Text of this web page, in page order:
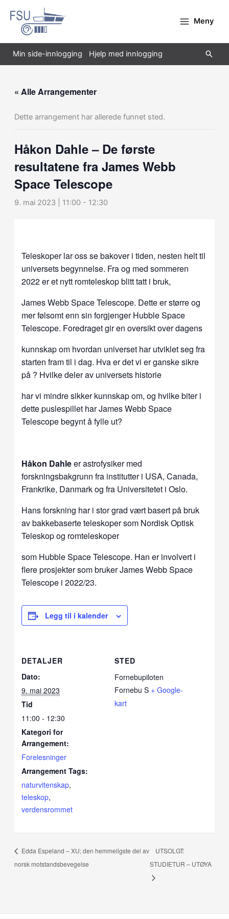
rett
innholdet
Meny
Min side-innlogging Hjelp med innlogging Søk
« Alle Arrangementer
Dette arrangement har allerede funnet sted.
Håkon Dahle – De første
resultatene fra James Webb
Space Telescope
9. mai 2023 | 11:00 - 12:30
Teleskoper lar oss se bakover i tiden, nesten helt til
universets begynnelse. Fra og med sommeren
2022 er et nytt romteleskop blitt tatt i bruk,
James Webb Space Telescope. Dette er større og
mer følsomt enn sin forgjenger Hubble Space
Telescope. Foredraget gir en oversikt over dagens
kunnskap om hvordan universet har utviklet seg fra
starten fram til i dag. Hva er det vi er ganske sikre
på ? Hvilke deler av universets historie
har vi mindre sikker kunnskap om, og hvilke biter i
dette puslespillet har James Webb Space
Telescope begynt å fylle ut?
Håkon Dahleer astrofysiker med
forskningsbakgrunn fra institutter i USA, Canada,
Frankrike, Danmark og fra Universitetet i Oslo.
Hans forskning har i stor grad vært basert på bruk
av bakkebaserte teleskoper som Nordisk Optisk
Teleskop og romteleskoper
som Hubble Space Telescope. Han er involvert i
flere prosjekter som bruker James Webb Space
Telescope i 2022/23.
Legg til i kalender
DETALJER
Dato:
9. mai 2023
Tid
11:00 - 12:30
Kategori for
Arrangement:
Forelesninger
Arrangement Tags:
naturvitenskap,
teleskop,
verdensrommet
STED
Fornebupiloten
Fornebu S + Google-
kart
Edda Espeland – XU; den hemmeligste del av
norsk motstandsbevegelse
UTSOLGT:
STUDIETUR – UTØYA